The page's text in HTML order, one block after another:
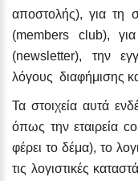
αποστολής), για τη
(members club),
(newsletter), την
λόγους διαφήμισης
Τα στοιχεία αυτά
όπως την εταιρεία
φέρει το δέμα), το
τις λογιστικές